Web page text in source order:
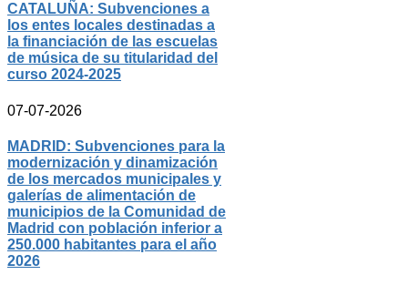
CATALUÑA: Subvenciones a
los entes locales destinadas a
la financiación de las escuelas
de música de su titularidad del
curso 2024-2025
07-07-2026
MADRID: Subvenciones para la
modernización y dinamización
de los mercados municipales y
galerías de alimentación de
municipios de la Comunidad de
Madrid con población inferior a
250.000 habitantes para el año
2026